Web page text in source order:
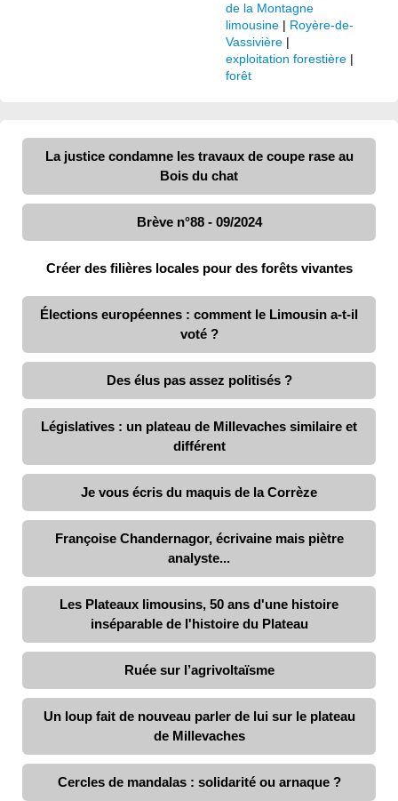
de la Montagne
limousine | Royère-de-
Vassivière |
exploitation forestière |
forêt
La justice condamne les travaux de coupe rase au
Bois du chat
Brève n°88 - 09/2024
Créer des filières locales pour des forêts vivantes
Élections européennes : comment le Limousin a-t-il
voté ?
Des élus pas assez politisés ?
Législatives : un plateau de Millevaches similaire et
différent
Je vous écris du maquis de la Corrèze
Françoise Chandernagor, écrivaine mais piètre
analyste...
Les Plateaux limousins, 50 ans d'une histoire
inséparable de l'histoire du Plateau
Ruée sur l’agrivoltaïsme
Un loup fait de nouveau parler de lui sur le plateau
de Millevaches
Cercles de mandalas : solidarité ou arnaque ?